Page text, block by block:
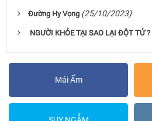
Đường Hy Vọng (25/10/2023)
NGƯỜI KHỎE TẠI SAO LẠI ĐỘT TỬ ?
Mái Ấm